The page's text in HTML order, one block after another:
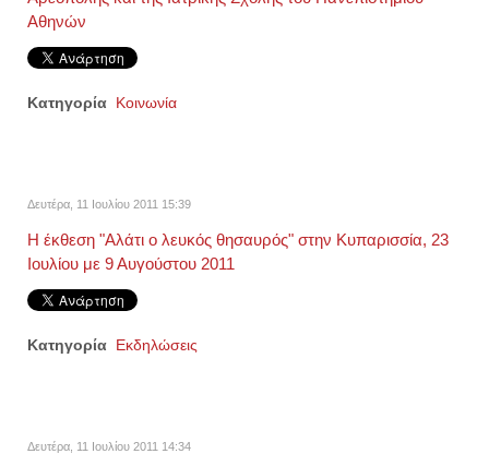
Αθηνών
Κατηγορία Κοινωνία
Δευτέρα, 11 Ιουλίου 2011 15:39
Η έκθεση "Αλάτι ο λευκός θησαυρός" στην Κυπαρισσία, 23
Ιουλίου με 9 Αυγούστου 2011
Κατηγορία Εκδηλώσεις
Δευτέρα, 11 Ιουλίου 2011 14:34